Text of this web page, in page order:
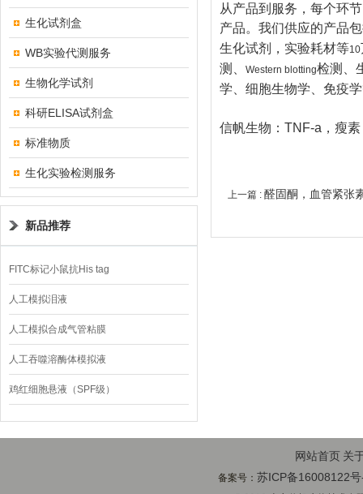
生化试剂盒
WB实验代测服务
生物化学试剂
科研ELISA试剂盒
标准物质
生化实验检测服务
新品推荐
FITC标记小鼠抗His tag
人工模拟泪液
人工模拟合成气管粘膜
人工吞噬溶酶体模拟液
鸡红细胞悬液（SPF级）
从产品到服务，每个环
产品。我们供应的产品
生化试剂，实验耗材等10
测、
Western blotting检测、
学、细胞生物学、免疫
信帆生物：TNF-a，瘦
上一篇 : 醛固酮，血管紧张
网站首页 关
备案号： 苏ICP备16008122